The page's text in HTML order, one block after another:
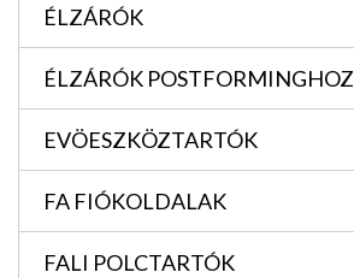
ÉLZÁRÓK
ÉLZÁRÓK POSTFORMINGHOZ
EVÖESZKÖZTARTÓK
FA FIÓKOLDALAK
FALI POLCTARTÓK